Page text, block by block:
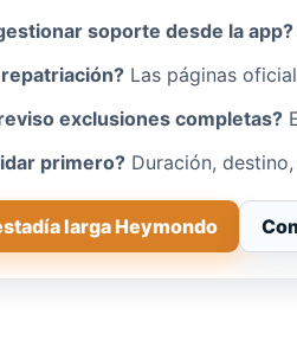
soporte desde la app?
Las páginas
exclusiones completas?
primero? Duración,
larga Heymondo